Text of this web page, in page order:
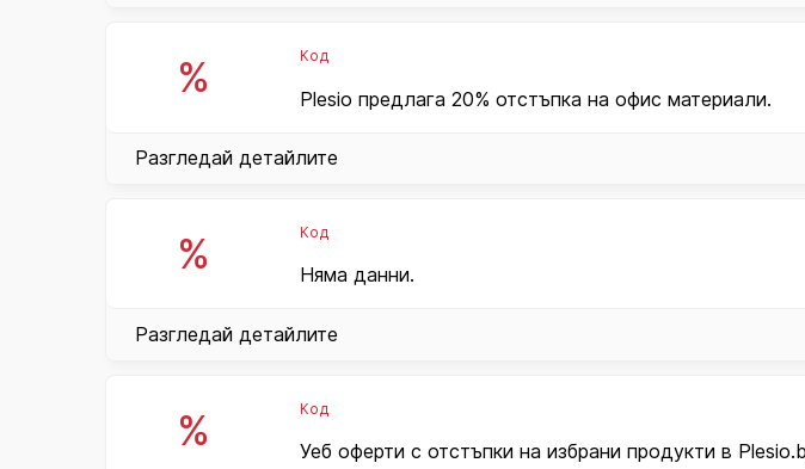
% Код
Plesio предлага 20% отстъпка на офис материали.
Разгледай детайлите
% Код
Няма данни.
Разгледай детайлите
% Код
Уеб оферти с отстъпки на избрани продукти в